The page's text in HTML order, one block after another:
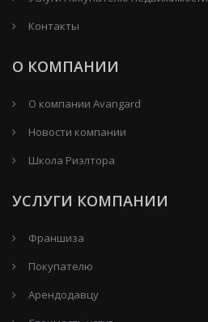
Контакты
О КОМПАНИИ
О компании Avangard
Новости компании
Школа Риэлтора
УСЛУГИ КОМПАНИИ
Франшиза
Покупателю
Арендодавцу